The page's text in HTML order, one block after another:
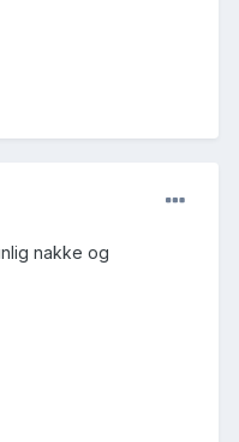
nakke og